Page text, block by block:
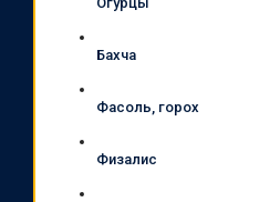
Бахча
Фасоль, горох
Физалис